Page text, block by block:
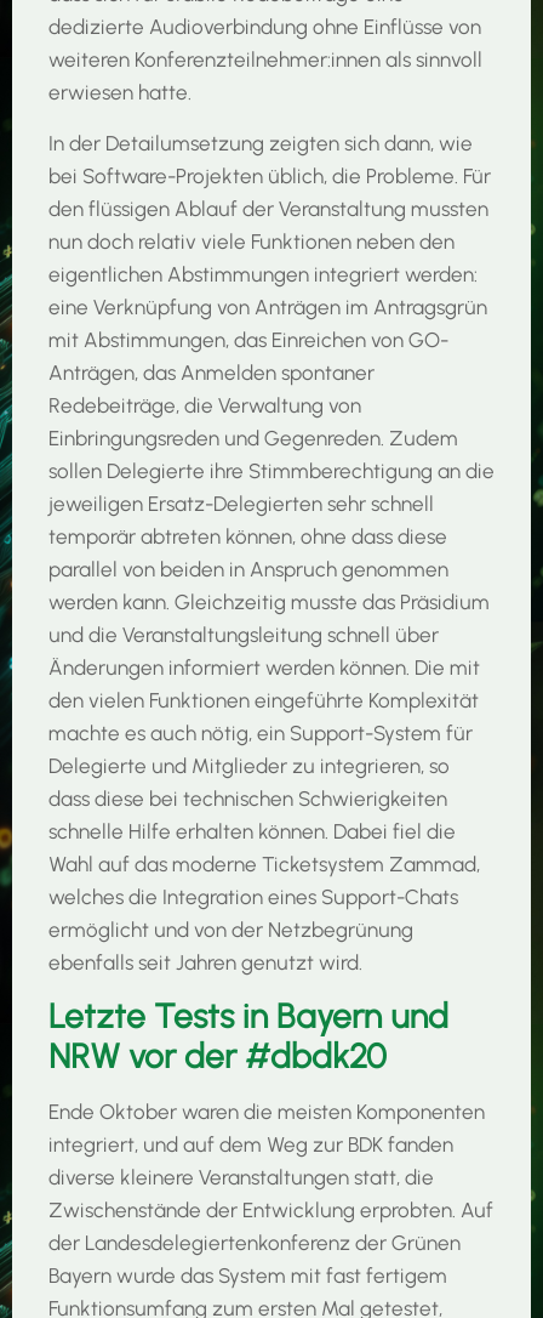
dedizierte Audioverbindung ohne Einflüsse von
weiteren Konferenzteilnehmer:innen als sinnvoll
erwiesen hatte.
In der Detailumsetzung zeigten sich dann, wie
bei Software-Projekten üblich, die Probleme. Für
den flüssigen Ablauf der Veranstaltung mussten
nun doch relativ viele Funktionen neben den
eigentlichen Abstimmungen integriert werden:
eine Verknüpfung von Anträgen im Antragsgrün
mit Abstimmungen, das Einreichen von GO-
Anträgen, das Anmelden spontaner
Redebeiträge, die Verwaltung von
Einbringungsreden und Gegenreden. Zudem
sollen Delegierte ihre Stimmberechtigung an die
jeweiligen Ersatz-Delegierten sehr schnell
temporär abtreten können, ohne dass diese
parallel von beiden in Anspruch genommen
werden kann. Gleichzeitig musste das Präsidium
und die Veranstaltungsleitung schnell über
Änderungen informiert werden können. Die mit
den vielen Funktionen eingeführte Komplexität
machte es auch nötig, ein Support-System für
Delegierte und Mitglieder zu integrieren, so
dass diese bei technischen Schwierigkeiten
schnelle Hilfe erhalten können. Dabei fiel die
Wahl auf das moderne Ticketsystem Zammad,
welches die Integration eines Support-Chats
ermöglicht und von der Netzbegrünung
ebenfalls seit Jahren genutzt wird.
Letzte Tests in Bayern und
NRW vor der #dbdk20
Ende Oktober waren die meisten Komponenten
integriert, und auf dem Weg zur BDK fanden
diverse kleinere Veranstaltungen statt, die
Zwischenstände der Entwicklung erprobten. Auf
der Landesdelegiertenkonferenz der Grünen
Bayern wurde das System mit fast fertigem
Funktionsumfang zum ersten Mal getestet,